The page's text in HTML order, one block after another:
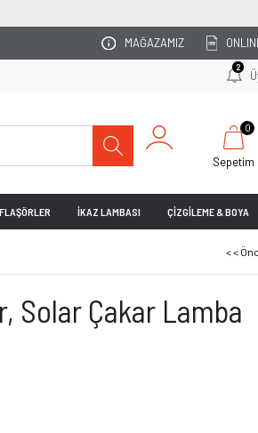
MAĞAZAMIZ
2
Sepetim
0
İKAZ LAMBASI ÇİZGİLEME & BOYA
< <
Solar Çakar Lamba